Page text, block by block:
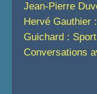
Jean-Pierre
Hervé Gauthier
Guichard :
Conversations